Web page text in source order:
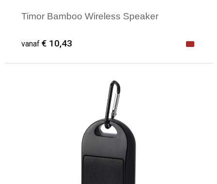
Timor Bamboo Wireless Speaker
vanaf € 10,43
Minimale afname: 1